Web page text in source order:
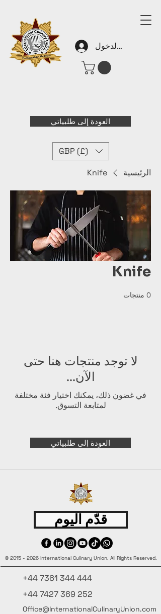
تسجيل الدخول
العودة إلى طلبياتي
GBP (£)
الرئيسية Knife
Knife
0 منتجات
لا توجد منتجات هنا حتى
الآن...
في غضون ذلك، يمكنك اختيار فئة مختلفة
لمتابعة التسوق.
العودة إلى طلبياتي
قدّم اليوم
© 2015 - 2026 International Culinary Union. All Rights Reserved.
+44 7361 344 444
+44 7427 369 252
Office@InternationalCulinaryUnion.com